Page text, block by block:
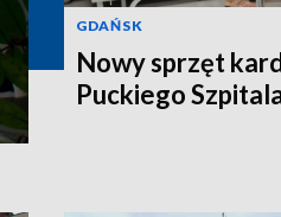
GDAŃSK
Nowy sprzęt
Puckiego